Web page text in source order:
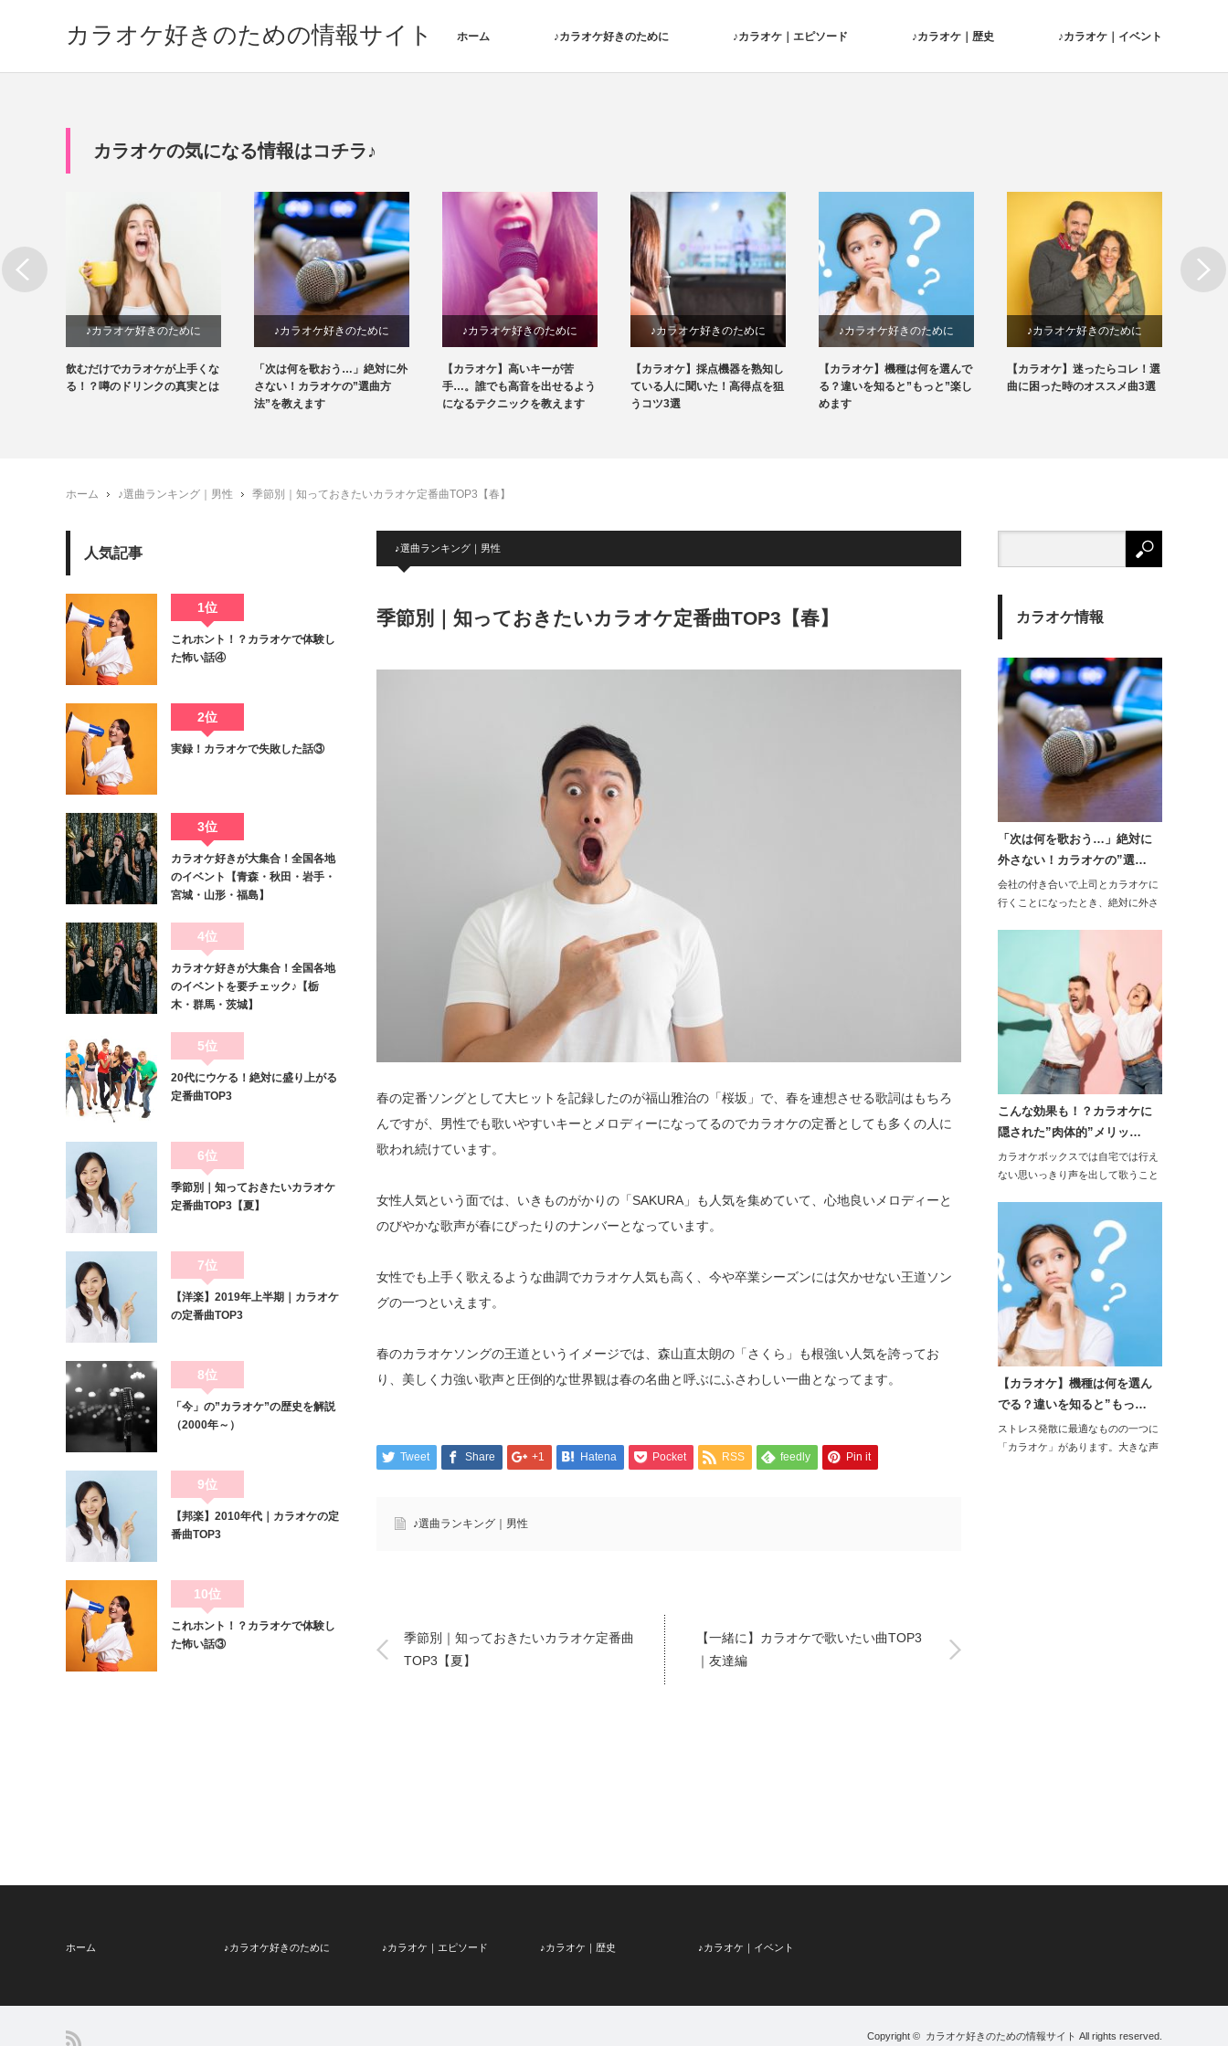
カラオケ好きのための情報サイト ホーム ♪カラオケ好きのために ♪カラオケ｜エピソード ♪カラオケ｜歴史 ♪カラオケ｜イベント
カラオケの気になる情報はコチラ♪
♪カラオケ好きのために
飲むだけでカラオケが上手くな
る！？噂のドリンクの真実とは
♪カラオケ好きのために
「次は何を歌おう…」絶対に外
さない！カラオケの”選曲方
法”を教えます
♪カラオケ好きのために
【カラオケ】高いキーが苦
手…。誰でも高音を出せるよう
になるテクニックを教えます
♪カラオケ好きのために
【カラオケ】採点機器を熟知し
ている人に聞いた！高得点を狙
うコツ3選
♪カラオケ好きのために
【カラオケ】機種は何を選んで
る？違いを知ると”もっと”楽し
めます
♪カラオケ好きのために
【カラオケ】迷ったらコレ！選
曲に困った時のオススメ曲3選
Next
ホーム ♪選曲ランキング｜男性 季節別｜知っておきたいカラオケ定番曲TOP3【春】
♪選曲ランキング｜男性
季節別｜知っておきたいカラオケ定番曲TOP3【春】
春の定番ソングとして大ヒットを記録したのが福山雅治の「桜坂」で、春を連想させる歌詞はもちろ
んですが、男性でも歌いやすいキーとメロディーになってるのでカラオケの定番としても多くの人に
歌われ続けています。
女性人気という面では、いきものがかりの「SAKURA」も人気を集めていて、心地良いメロディーと
のびやかな歌声が春にぴったりのナンバーとなっています。
女性でも上手く歌えるような曲調でカラオケ人気も高く、今や卒業シーズンには欠かせない王道ソン
グの一つといえます。
春のカラオケソングの王道というイメージでは、森山直太朗の「さくら」も根強い人気を誇ってお
り、美しく力強い歌声と圧倒的な世界観は春の名曲と呼ぶにふさわしい一曲となってます。
Tweet Share +1 Hatena Pocket RSS feedly Pin it
♪選曲ランキング｜男性
季節別｜知っておきたいカラオケ定番曲
TOP3【夏】
【一緒に】カラオケで歌いたい曲TOP3
｜友達編
人気記事
1位
これホント！？カラオケで体験し
た怖い話④
2位
実録！カラオケで失敗した話③
3位
カラオケ好きが大集合！全国各地
のイベント【青森・秋田・岩手・
宮城・山形・福島】
4位
カラオケ好きが大集合！全国各地
のイベントを要チェック♪【栃
木・群馬・茨城】
5位
20代にウケる！絶対に盛り上がる
定番曲TOP3
6位
季節別｜知っておきたいカラオケ
定番曲TOP3【夏】
7位
【洋楽】2019年上半期｜カラオケ
の定番曲TOP3
8位
「今」の”カラオケ”の歴史を解説
（2000年～）
9位
【邦楽】2010年代｜カラオケの定
番曲TOP3
10位
これホント！？カラオケで体験し
た怖い話③
カラオケ情報
「次は何を歌おう…」絶対に
外さない！カラオケの”選…
会社の付き合いで上司とカラオケに
行くことになったとき、絶対に外さ
こんな効果も！？カラオケに
隠された”肉体的”メリッ…
カラオケボックスでは自宅では行え
ない思いっきり声を出して歌うこと
【カラオケ】機種は何を選ん
でる？違いを知ると”もっ…
ストレス発散に最適なものの一つに
「カラオケ」があります。大きな声
ホーム ♪カラオケ好きのために ♪カラオケ｜エピソード ♪カラオケ｜歴史 ♪カラオケ｜イベント
Copyright © カラオケ好きのための情報サイト All rights reserved.